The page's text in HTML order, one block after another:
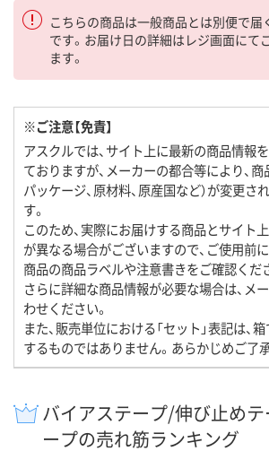
こちらの商品は一般商品とは別便で届
です。お届け日の詳細はレジ画面にて
ます。
※ご注意【免責】
アスクルでは、サイト上に最新の商品情報
ておりますが、メーカーの都合等により、商
パッケージ、原材料、原産国など）が変更さ
す。
このため、実際にお届けする商品とサイト
が異なる場合がございますので、ご使用前
商品の商品ラベルや注意書きをご確認くだ
さらに詳細な商品情報が必要な場合は、メ
わせください。
また、販売単位における「セット」表記は、
するものではありません。あらかじめご了
バイアステープ/伸び止め
ープの売れ筋ランキング